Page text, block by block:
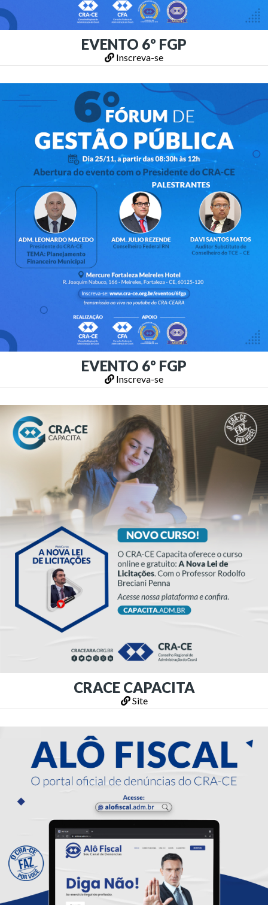
EVENTO 6º FGP
Inscreva-se
EVENTO 6º FGP
Inscreva-se
CRACE CAPACITA
Site